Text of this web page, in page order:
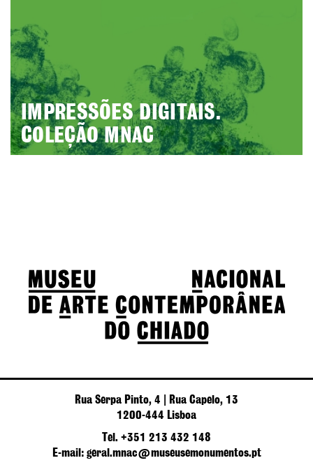
IMPRESSÕES DIGITAIS.
COLEÇÃO MNAC
Rua Serpa Pinto, 4 | Rua Capelo, 13
1200-444 Lisboa
Tel. +351 213 432 148
E-mail: geral.mnac@museusemonumentos.pt